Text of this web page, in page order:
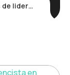
para directivos"